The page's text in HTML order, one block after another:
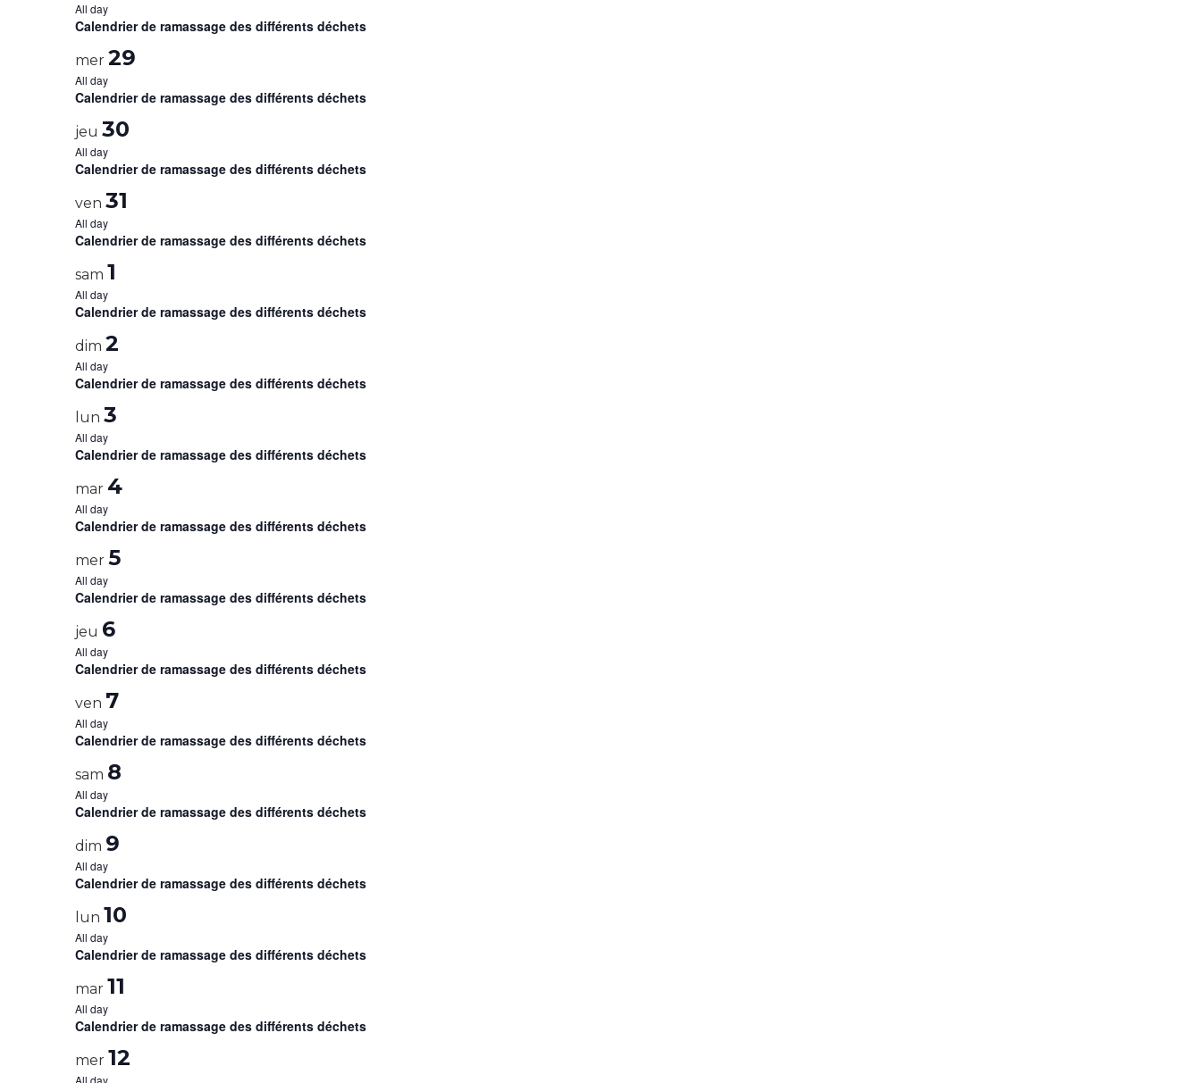
All day
Calendrier de ramassage des différents déchets
mer 29
All day
Calendrier de ramassage des différents déchets
jeu 30
All day
Calendrier de ramassage des différents déchets
ven 31
All day
Calendrier de ramassage des différents déchets
sam 1
All day
Calendrier de ramassage des différents déchets
dim 2
All day
Calendrier de ramassage des différents déchets
lun 3
All day
Calendrier de ramassage des différents déchets
mar 4
All day
Calendrier de ramassage des différents déchets
mer 5
All day
Calendrier de ramassage des différents déchets
jeu 6
All day
Calendrier de ramassage des différents déchets
ven 7
All day
Calendrier de ramassage des différents déchets
sam 8
All day
Calendrier de ramassage des différents déchets
dim 9
All day
Calendrier de ramassage des différents déchets
lun 10
All day
Calendrier de ramassage des différents déchets
mar 11
All day
Calendrier de ramassage des différents déchets
mer 12
All day